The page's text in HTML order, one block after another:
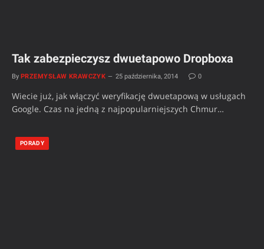
Tak zabezpieczysz dwuetapowo Dropboxa
By PRZEMYSŁAW KRAWCZYK 25 października, 2014 0
Wiecie już, jak włączyć weryfikację dwuetapową w usługach
Google. Czas na jedną z najpopularniejszych Chmur…
PORADY